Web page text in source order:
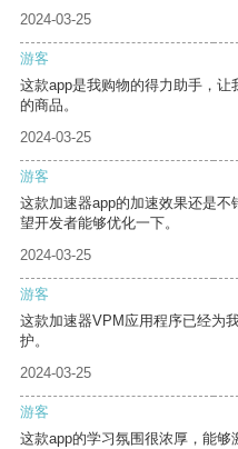
2024-03-25
游客
这款app是我购物的得力助手，
的商品。
2024-03-25
游客
这款加速器app的加速效果还是
望开发者能够优化一下。
2024-03-25
游客
这款加速器VPM应用程序已经为
护。
2024-03-25
游客
这款app的学习氛围很浓厚，能